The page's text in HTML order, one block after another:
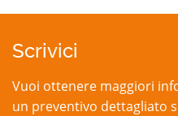
Scrivici
Vuoi ottenere maggiori
un preventivo dettagliato